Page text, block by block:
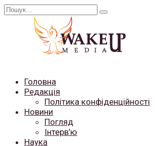
Перейти
Search
Головна
Редакція
Політика конфіденційності
Новини
Погляд
Інтерв’ю
Наука